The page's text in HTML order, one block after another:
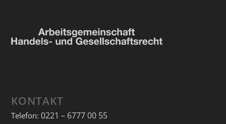
KONTAKT
Telefon: 0221 – 6777 00 55